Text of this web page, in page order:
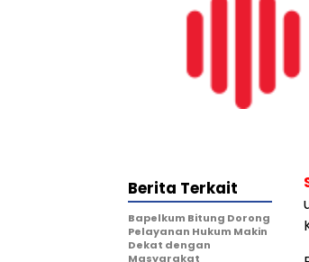
Berita Terkait
Bapelkum Bitung Dorong
Pelayanan Hukum Makin
Dekat dengan
Masyarakat